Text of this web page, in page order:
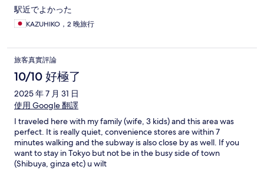
駅近でよかった
KAZUHIKO，2 晚旅行
旅客真實評論
10/10 好極了
2025 年 7 月 31 日
使用 Google 翻譯
I traveled here with my family (wife, 3 kids) and this area was
perfect. It is really quiet, convenience stores are within 7
minutes walking and the subway is also close by as well. If you
want to stay in Tokyo but not be in the busy side of town
(Shibuya, ginza etc) u wilt